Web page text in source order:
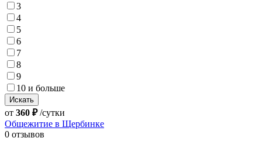
3
4
5
6
7
8
9
10 и больше
от 360 ₽/сутки
Общежитие в Щербинке
0 отзывов